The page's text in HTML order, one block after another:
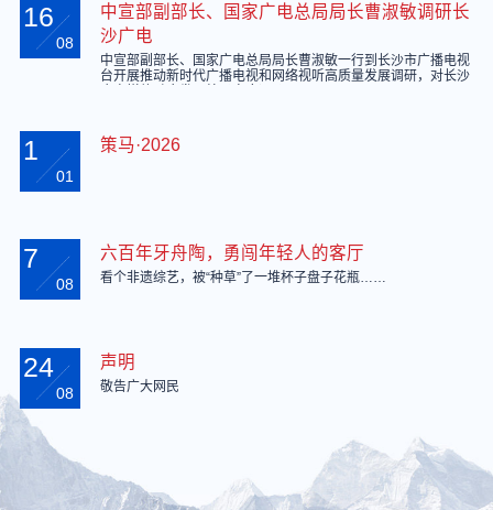
16
08
中宣部副部长、国家广电总局局长曹淑敏调研长
沙广电
中宣部副部长、国家广电总局局长曹淑敏一行到长沙市广播电视
台开展推动新时代广播电视和网络视听高质量发展调研，对长沙
1
01
策马·2026
7
08
六百年牙舟陶，勇闯年轻人的客厅
看个非遗综艺，被“种草”了一堆杯子盘子花瓶……
24
08
声明
敬告广大网民